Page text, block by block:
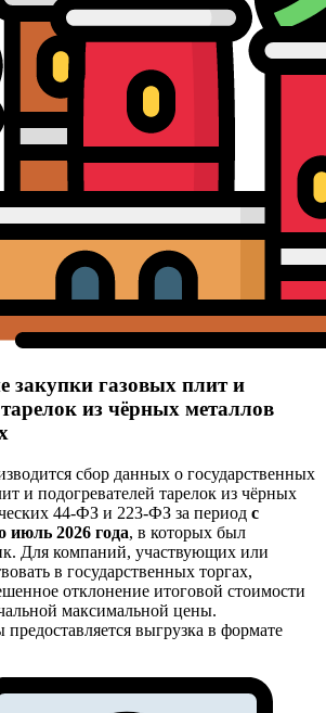
закупки газовых плит и
из чёрных металлов
сбор данных о государственных
и подогревателей тарелок из чёрных
44-ФЗ и 223-ФЗ за период с
июль 2026 года, в которых был
Для компаний, участвующих или
в государственных торгах,
отклонение итоговой стоимости
максимальной цены.
выгрузка в формате